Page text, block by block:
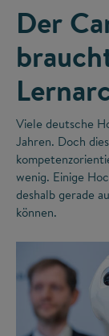
Der
Viele deutsche
Jahren. Doch
wenig. Einige
deshalb gerade
können.